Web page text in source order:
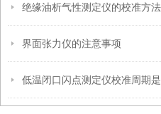
绝缘油析气性测定仪的校准方法
界面张力仪的注意事项
低温闭口闪点测定仪校准周期